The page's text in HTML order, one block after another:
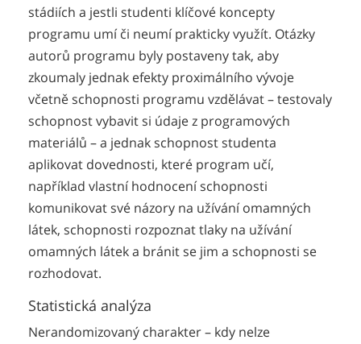
stádiích a jestli studenti klíčové koncepty
programu umí či neumí prakticky využít. Otázky
autorů programu byly postaveny tak, aby
zkoumaly jednak efekty proximálního vývoje
včetně schopnosti programu vzdělávat – testovaly
schopnost vybavit si údaje z programových
materiálů – a jednak schopnost studenta
aplikovat dovednosti, které program učí,
například vlastní hodnocení schopnosti
komunikovat své názory na užívání omamných
látek, schopnosti rozpoznat tlaky na užívání
omamných látek a bránit se jim a schopnosti se
rozhodovat.
Statistická analýza
Nerandomizovaný charakter – kdy nelze